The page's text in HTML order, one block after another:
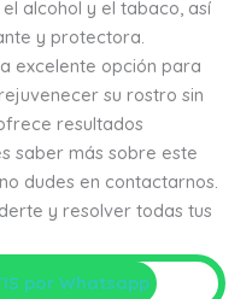
alcohol y el tabaco, así
y protectora.
excelente opción para
su rostro sin
resultados
saber más sobre este
dudes en contactarnos.
y resolver todas tus
por Whatsapp